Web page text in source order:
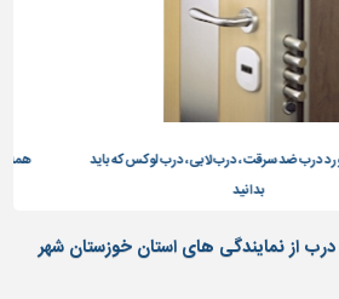
درب ضد سرقت، درب لابی، درب لوکس که باید
بدانید
همه
از نمایندگی های استان خوزستان شهر